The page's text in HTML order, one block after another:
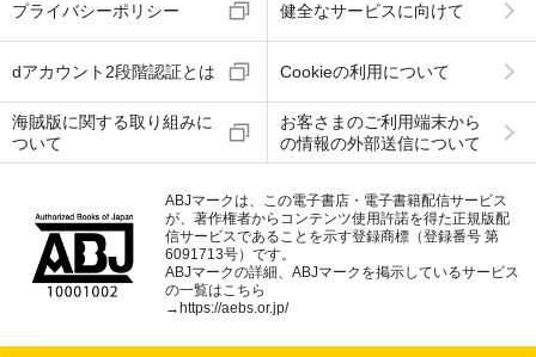
プライバシーポリシー 健全なサービスに向けて
dアカウント2段階認証とは Cookieの利用について
海賊版に関する取り組みに
ついて
お客さまのご利用端末から
の情報の外部送信について
ABJマークは、この電子書店・電子書籍配信サービス
が、著作権者からコンテンツ使用許諾を得た正規版配
信サービスであることを示す登録商標（登録番号 第
6091713号）です。
ABJマークの詳細、ABJマークを掲示しているサービス
の一覧はこちら
→ https://aebs.or.jp/